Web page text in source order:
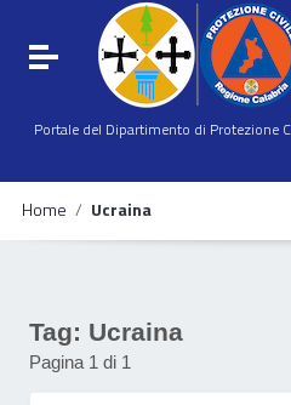
Vai ai contenuti
Vai al menu di navigazione
Vai al footer
Attiva / disattiva la
Portale del Dipartimento di Protezione
Home / Ucraina
Tag: Ucraina
Pagina 1 di 1